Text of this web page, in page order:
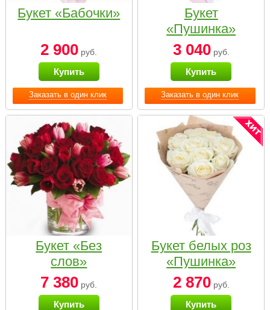
Заказать в один клик
Букет «Бабочки»
2 900 руб.
Купить
Заказать в один клик
Букет
«Пушинка»
3 040руб.
Купить
Букет «Без
слов»
7 380 руб.
Купить
Букет белых роз
«Пушинка»
2 870руб.
Купить